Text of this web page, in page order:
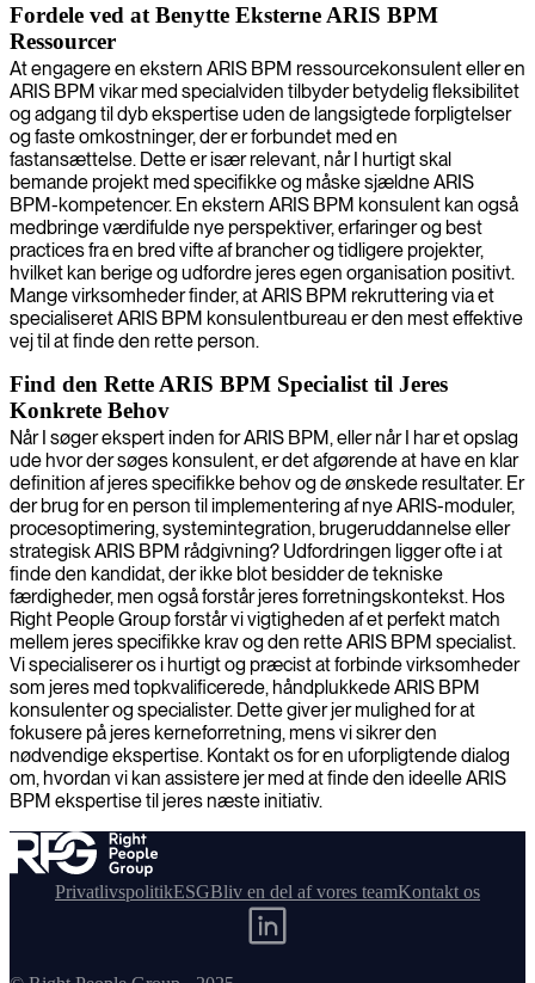
Fordele ved at Benytte Eksterne ARIS BPM
Ressourcer
At engagere en ekstern ARIS BPM ressourcekonsulent eller en
ARIS BPM vikar med specialviden tilbyder betydelig fleksibilitet
og adgang til dyb ekspertise uden de langsigtede forpligtelser
og faste omkostninger, der er forbundet med en
fastansættelse. Dette er især relevant, når I hurtigt skal
bemande projekt med specifikke og måske sjældne ARIS
BPM-kompetencer. En ekstern ARIS BPM konsulent kan også
medbringe værdifulde nye perspektiver, erfaringer og best
practices fra en bred vifte af brancher og tidligere projekter,
hvilket kan berige og udfordre jeres egen organisation positivt.
Mange virksomheder finder, at ARIS BPM rekruttering via et
specialiseret ARIS BPM konsulentbureau er den mest effektive
vej til at finde den rette person.
Find den Rette ARIS BPM Specialist til Jeres
Konkrete Behov
Når I søger ekspert inden for ARIS BPM, eller når I har et opslag
ude hvor der søges konsulent, er det afgørende at have en klar
definition af jeres specifikke behov og de ønskede resultater. Er
der brug for en person til implementering af nye ARIS-moduler,
procesoptimering, systemintegration, brugeruddannelse eller
strategisk ARIS BPM rådgivning? Udfordringen ligger ofte i at
finde den kandidat, der ikke blot besidder de tekniske
færdigheder, men også forstår jeres forretningskontekst. Hos
Right People Group forstår vi vigtigheden af et perfekt match
mellem jeres specifikke krav og den rette ARIS BPM specialist.
Vi specialiserer os i hurtigt og præcist at forbinde virksomheder
som jeres med topkvalificerede, håndplukkede ARIS BPM
konsulenter og specialister. Dette giver jer mulighed for at
fokusere på jeres kerneforretning, mens vi sikrer den
nødvendige ekspertise. Kontakt os for en uforpligtende dialog
om, hvordan vi kan assistere jer med at finde den ideelle ARIS
BPM ekspertise til jeres næste initiativ.
PrivatlivspolitikESGBliv en del af vores teamKontakt os